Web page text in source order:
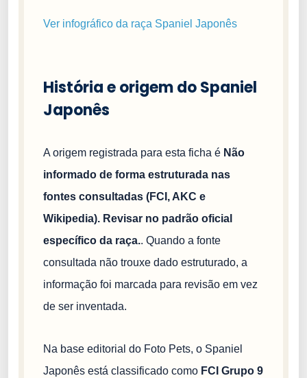
Ver infográfico da raça Spaniel Japonês
História e origem do Spaniel
Japonês
A origem registrada para esta ficha é Não
informado de forma estruturada nas
fontes consultadas (FCI, AKC e
Wikipedia). Revisar no padrão oficial
específico da raça.. Quando a fonte
consultada não trouxe dado estruturado, a
informação foi marcada para revisão em vez
de ser inventada.
Na base editorial do Foto Pets, o Spaniel
Japonês está classificado como FCI Grupo 9